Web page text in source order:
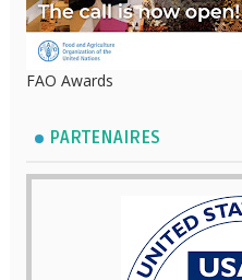
FAO Awards
PARTENAIRES